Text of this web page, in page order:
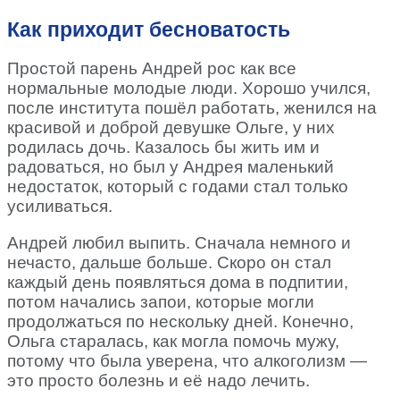
Как приходит бесноватость
Простой парень Андрей рос как все
нормальные молодые люди. Хорошо учился,
после института пошёл работать, женился на
красивой и доброй девушке Ольге, у них
родилась дочь. Казалось бы жить им и
радоваться, но был у Андрея маленький
недостаток, который с годами стал только
усиливаться.
Андрей любил выпить. Сначала немного и
нечасто, дальше больше. Скоро он стал
каждый день появляться дома в подпитии,
потом начались запои, которые могли
продолжаться по нескольку дней. Конечно,
Ольга старалась, как могла помочь мужу,
потому что была уверена, что алкоголизм —
это просто болезнь и её надо лечить.